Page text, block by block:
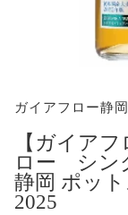
ガイアフロー静
【ガイア
ロー シン
静岡 ポッ
2025